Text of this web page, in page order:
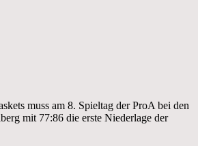
muss am 8. Spieltag der ProA bei den
mit 77:86 die erste Niederlage der